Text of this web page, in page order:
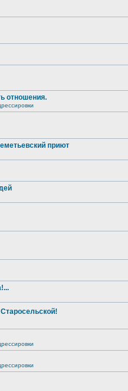
отношения.
приют